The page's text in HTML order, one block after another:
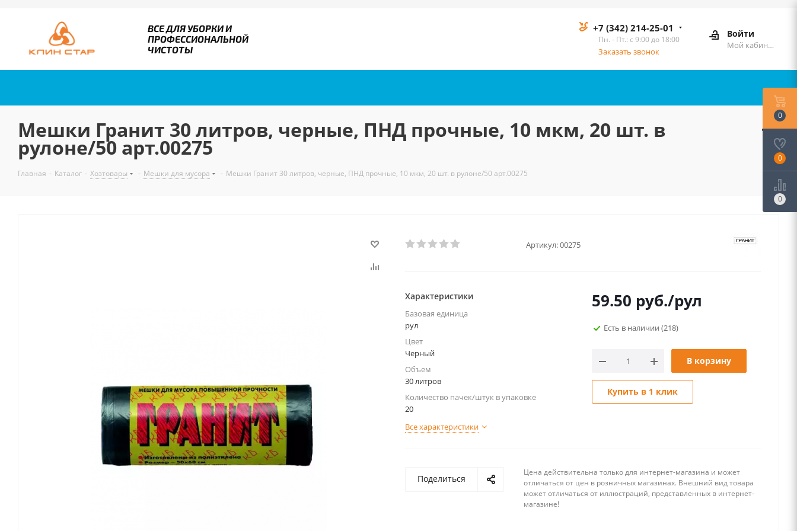
ВСЕ ДЛЯ УБОРКИ И
ПРОФЕССИОНАЛЬНОЙ
ЧИСТОТЫ
Войти
Мой кабинет
+7 (342) 214-25-01
Пн. - Пт.: с 9:00 до 18:00
Заказать звонок
Мешки Гранит 30 литров, черные, ПНД прочные, 10 мкм, 20 шт. в
рулоне/50 арт.00275
Главная - Каталог - Хозтовары - Мешки для мусора - Мешки Гранит 30 литров, черные, ПНД прочные, 10 мкм, 20 шт. в рулоне/50 арт.00275
Артикул:00275
Характеристики
Базовая единица
рул
Цвет
Черный
Объем
30 литров
Количество пачек/штук в упаковке
20
Все характеристики
59.50 руб./рул
Есть в наличии (218)
В корзину
Купить в 1 клик
Поделиться
Цена действительна только для интернет-магазина и может
отличаться от цен в розничных магазинах. Внешний вид товара
может отличаться от иллюстраций, представленных в интернет-
магазине!
0
0
0